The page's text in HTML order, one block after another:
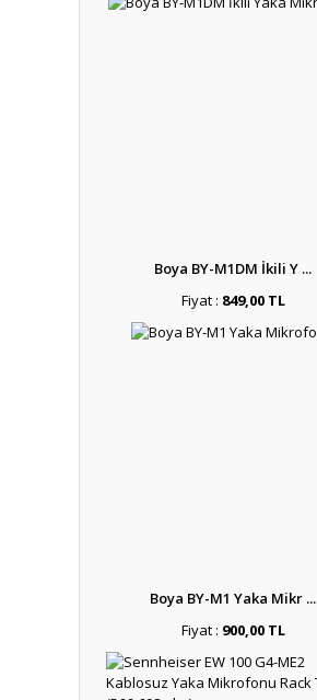
Boya BY-M1DM İkili Y ...
Fiyat : 849,00 TL
Boya BY-M1 Yaka Mikr ...
Fiyat : 900,00 TL